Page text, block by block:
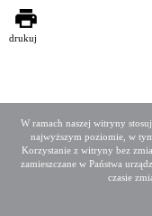
W ramach naszej witryny
najwyższym poziomie, w
Korzystanie z witryny bez
zamieszczane w Państwa
czasie
drukuj
Deklaracja dostępności
Media społecznościowe